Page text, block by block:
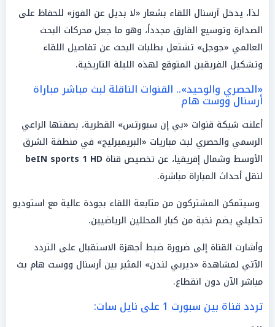
لذا، يدخل آرسنال اللقاء بشعار «لا بديل عن الفوز» للحفاظ على
الصدارة وتوسيع الفارق مجدداً، وهو ما جعل محركات البحث
العالمي «جوجل» تشتعل بطلبات البحث عن تفاصيل اللقاء
وتشكيل الفريقين المتوقع لهذه الليلة التاريخية.
«الحصري والوحيد».. القنوات الناقلة لبث مباشر مباراة
أرسنال ووست هام
أعلنت شبكة قنوات «بي إن سبورتس» القطرية، بصفتها الراعي
الرسمي والحصري لبث مباريات «البريميرليج» في منطقة الشرق
الأوسط وشمال إفريقيا، عن تخصيص قناة beIN sports 1 HD
لنقل أحداث المباراة مباشرة.
وسيتمكن المشتركون من متابعة اللقاء بجودة عالية مع استوديو
تحليلي يضم نخبة من كبار المحللين الرياضيين.
وأشارت القناة إلى ضرورة ضبط أجهزة الاستقبال على التردد
الآتي لمشاهدة «ديربي لندن» المثير بين أرسنال ووست هام بث
مباشر الآن دون انقطاع.
تردد قناة بين سبورت 1 على نايل سات: